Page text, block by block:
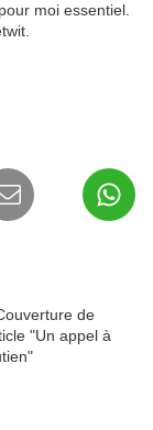
moi essentiel.